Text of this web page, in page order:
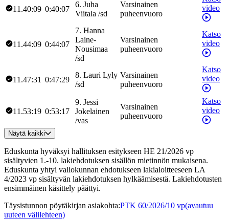
11.40:09 0:40:07
6. Juha
Viitala /sd
Varsinainen
puheenvuoro
video
11.44:09 0:44:07
7. Hanna
Laine-
Nousimaa
/sd
Varsinainen
puheenvuoro
Katso
video
11.47:31 0:47:29
8. Lauri Lyly
/sd
Varsinainen
puheenvuoro
Katso
video
11.53:19 0:53:17
9. Jessi
Jokelainen
/vas
Varsinainen
puheenvuoro
Katso
video
Näytä kaikki
Eduskunta hyväksyi hallituksen esitykseen HE 21/2026 vp
sisältyvien 1.-10. lakiehdotuksen sisällön mietinnön mukaisena.
Eduskunta yhtyi valiokunnan ehdotukseen lakialoitteeseen LA
4/2023 vp sisältyvän lakiehdotuksen hylkäämisestä. Lakiehdotusten
ensimmäinen käsittely päättyi.
Täysistunnon pöytäkirjan asiakohta:PTK 60/2026/10 vp(avautuu
uuteen välilehteen)